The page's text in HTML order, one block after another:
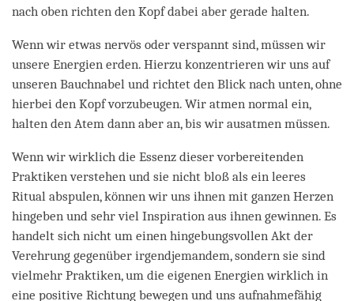
nach oben richten den Kopf dabei aber gerade halten.
Wenn wir etwas nervös oder verspannt sind, müssen wir
unsere Energien erden. Hierzu konzentrieren wir uns auf
unseren Bauchnabel und richtet den Blick nach unten, ohne
hierbei den Kopf vorzubeugen. Wir atmen normal ein,
halten den Atem dann aber an, bis wir ausatmen müssen.
Wenn wir wirklich die Essenz dieser vorbereitenden
Praktiken verstehen und sie nicht bloß als ein leeres
Ritual abspulen, können wir uns ihnen mit ganzen Herzen
hingeben und sehr viel Inspiration aus ihnen gewinnen. Es
handelt sich nicht um einen hingebungsvollen Akt der
Verehrung gegenüber irgendjemandem, sondern sie sind
vielmehr Praktiken, um die eigenen Energien wirklich in
eine positive Richtung bewegen und uns aufnahmefähig